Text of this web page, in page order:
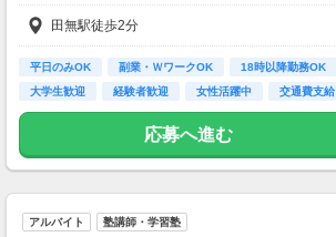
――――――――――――
田無駅徒歩2分
平日のみOK 副業・ＷワークOK 18時以降勤務OK
大学生歓迎
経験者歓迎 女性活躍中 交通費支給
応募へ進む
アルバイト 塾講師・学習塾